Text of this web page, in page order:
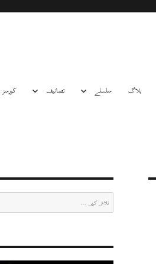
بلاگ سلسلے تصانیف کورسز
تلاش
کریں: